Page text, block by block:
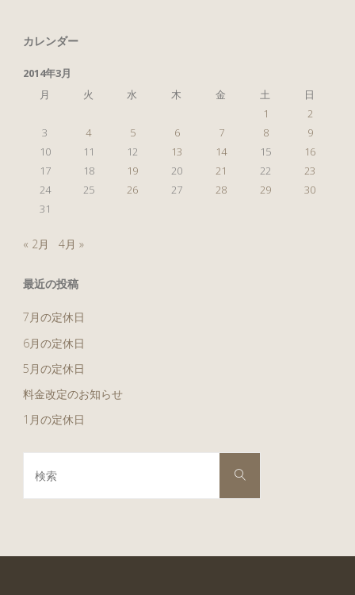
カレンダー
2014年3月
月
火 水 木 金 土
日
1
2
3
4 5 6 7 8
9
10
11 12 13 14 15
16
17
18 19 20 21 22
23
24
25 26 27 28 29
30
31
« 2月 4月 »
最近の投稿
7月の定休日
6月の定休日
5月の定休日
料金改定のお知らせ
1月の定休日
対
検